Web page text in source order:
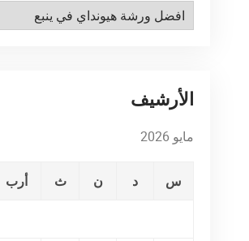
التصنيفات
الأرشيف
مايو 2026
س د ن ث أرب